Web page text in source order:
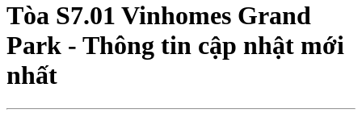
Tòa S7.01 Vinhomes Grand
Park - Thông tin cập nhật mới
nhất